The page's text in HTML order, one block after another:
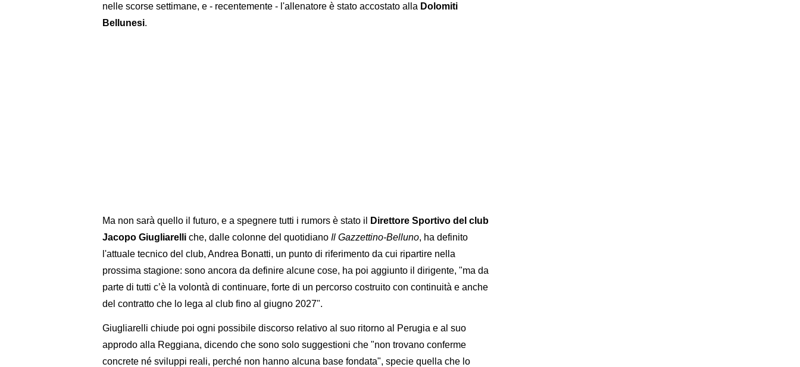
nelle scorse settimane, e - recentemente - l'allenatore è stato accostato alla Dolomiti
Bellunesi.
Ma non sarà quello il futuro, e a spegnere tutti i rumors è stato il
Direttore Sportivo del club
Jacopo Giugliarelli che, dalle colonne del quotidiano Il Gazzettino-Belluno, ha definito
l'attuale tecnico del club, Andrea Bonatti, un punto di riferimento da cui ripartire nella
prossima stagione: sono ancora da definire alcune cose, ha poi aggiunto il dirigente, "ma da
parte di tutti c’è la volontà di continuare, forte di un percorso costruito con continuità e anche
del contratto che lo lega al club fino al giugno 2027".
Giugliarelli chiude poi ogni possibile discorso relativo al suo ritorno al Perugia e al suo
approdo alla Reggiana, dicendo che sono solo suggestioni che "non trovano conferme
concrete né sviluppi reali, perché non hanno alcuna base fondata", specie quella che lo